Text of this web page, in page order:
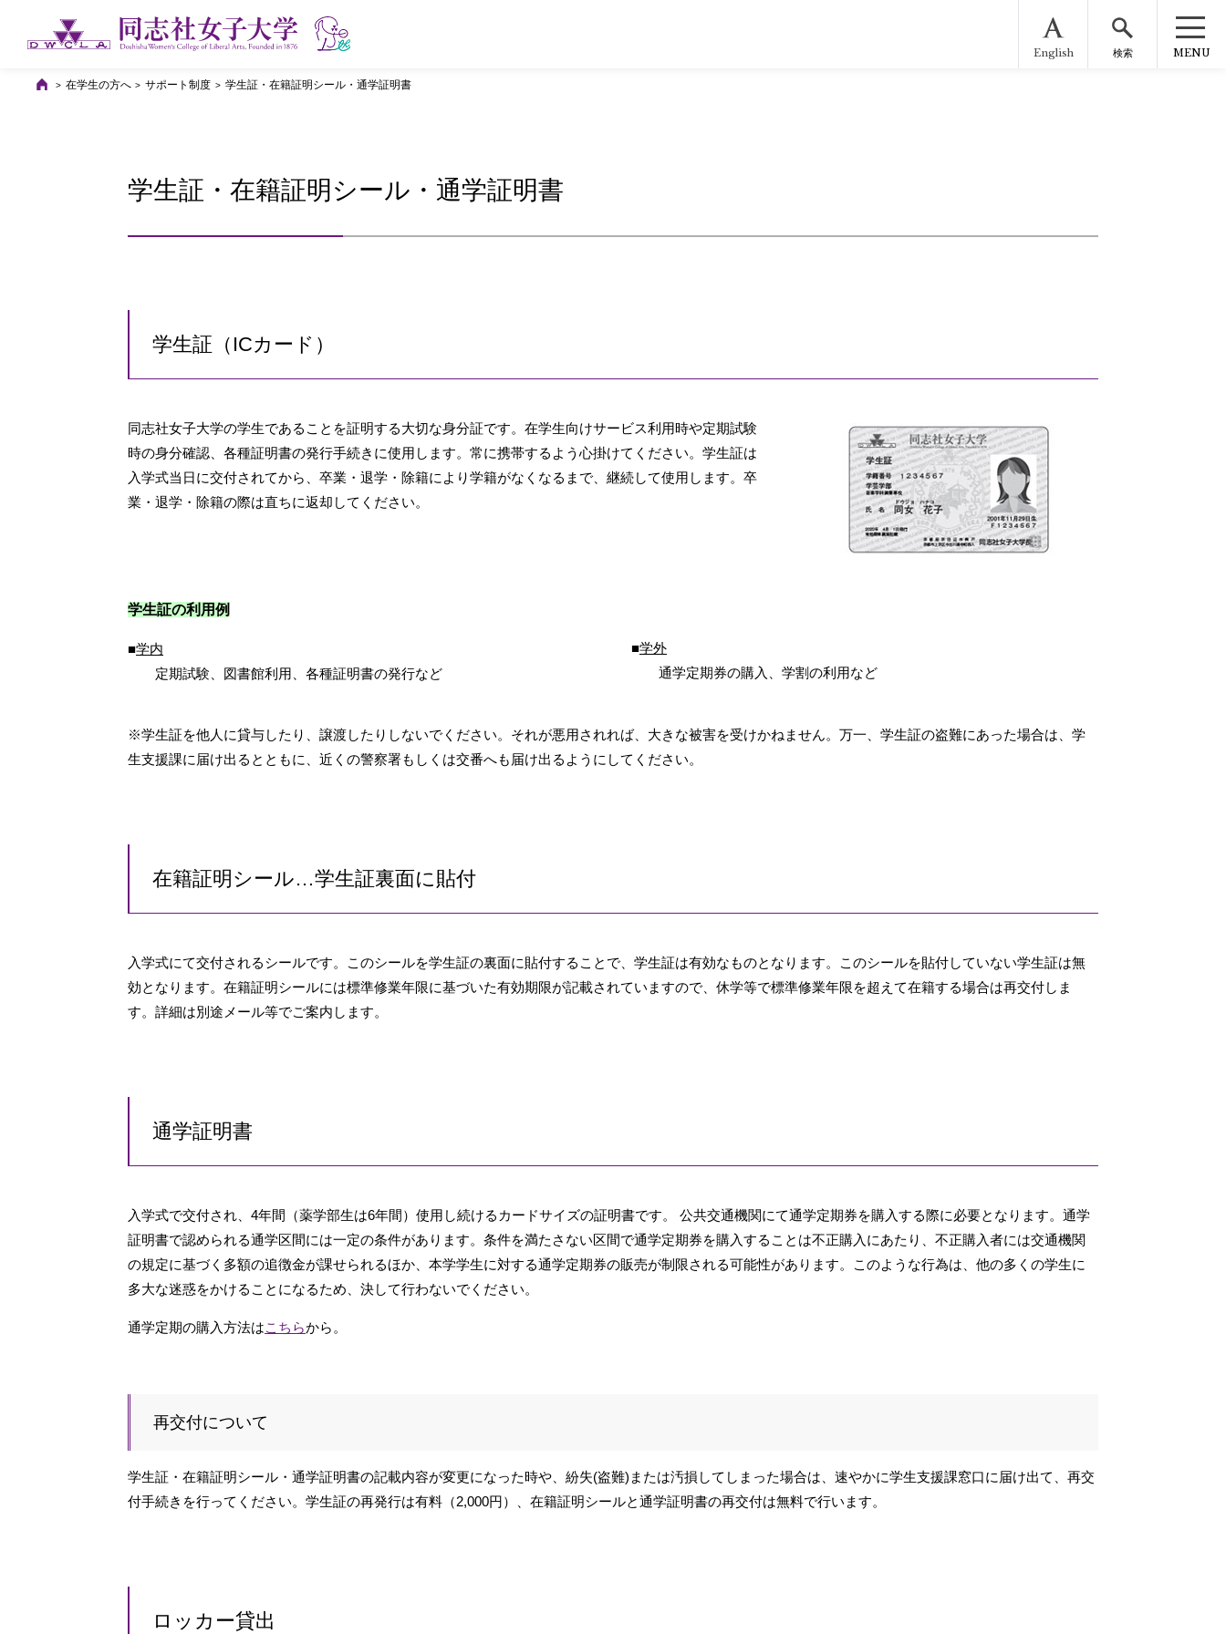
English 検索 MENU
在学生の方へ サポート制度 学生証・在籍証明シール・通学証明書
学生証・在籍証明シール・通学証明書
学生証（ICカード）
同志社女子大学の学生であることを証明する大切な身分証です。在学生向けサービス利用時や定期試験
時の身分確認、各種証明書の発行手続きに使用します。常に携帯するよう心掛けてください。学生証は
入学式当日に交付されてから、卒業・退学・除籍により学籍がなくなるまで、継続して使用します。卒
業・退学・除籍の際は直ちに返却してください。
学生証の利用例
■学内
定期試験、図書館利用、各種証明書の発行など
■学外
通学定期券の購入、学割の利用など
※学生証を他人に貸与したり、譲渡したりしないでください。それが悪用されれば、大きな被害を受けかねません。万一、学生証の盗難にあった場合は、学
生支援課に届け出るとともに、近くの警察署もしくは交番へも届け出るようにしてください。
在籍証明シール…学生証裏面に貼付
入学式にて交付されるシールです。このシールを学生証の裏面に貼付することで、学生証は有効なものとなります。このシールを貼付していない学生証は無
効となります。在籍証明シールには標準修業年限に基づいた有効期限が記載されていますので、休学等で標準修業年限を超えて在籍する場合は再交付しま
す。詳細は別途メール等でご案内します。
通学証明書
入学式で交付され、4年間（薬学部生は6年間）使用し続けるカードサイズの証明書です。 公共交通機関にて通学定期券を購入する際に必要となります。通学
証明書で認められる通学区間には一定の条件があります。条件を満たさない区間で通学定期券を購入することは不正購入にあたり、不正購入者には交通機関
の規定に基づく多額の追徴金が課せられるほか、本学学生に対する通学定期券の販売が制限される可能性があります。このような行為は、他の多くの学生に
多大な迷惑をかけることになるため、決して行わないでください。
通学定期の購入方法はこちらから。
再交付について
学生証・在籍証明シール・通学証明書の記載内容が変更になった時や、紛失(盗難)または汚損してしまった場合は、速やかに学生支援課窓口に届け出て、再交
付手続きを行ってください。学生証の再発行は有料（2,000円）、在籍証明シールと通学証明書の再交付は無料で行います。
ロッカー貸出